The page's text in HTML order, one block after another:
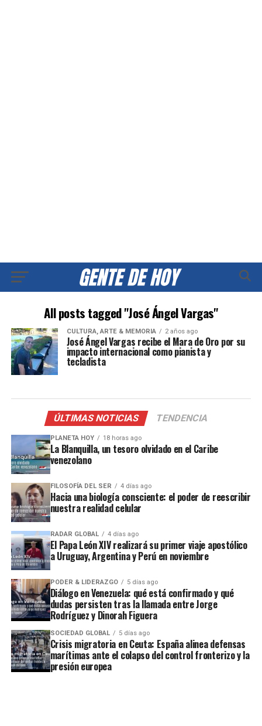
All posts tagged "José Ángel Vargas"
CULTURA, ARTE & MEMORIA 2 años ago
José Ángel Vargas recibe el Mara de Oro por su
impacto internacional como pianista y
tecladista
ÚLTIMAS NOTICIAS TENDENCIA
PLANETA HOY 18 horas ago
La Blanquilla, un tesoro olvidado en el Caribe
venezolano
FILOSOFÍA DEL SER 4 días ago
Hacia una biología consciente: el poder de reescribir
nuestra realidad celular
RADAR GLOBAL 4 días ago
El Papa León XIV realizará su primer viaje apostólico
a Uruguay, Argentina y Perú en noviembre
PODER & LIDERAZGO 5 días ago
Diálogo en Venezuela: qué está confirmado y qué
dudas persisten tras la llamada entre Jorge
Rodríguez y Dinorah Figuera
SOCIEDAD GLOBAL 5 días ago
Crisis migratoria en Ceuta: España alinea defensas
marítimas ante el colapso del control fronterizo y la
presión europea